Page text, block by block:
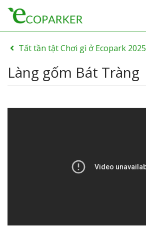
Tất tần tật Chơi gì ở Ecopark 2025
Làng gốm Bát Tràng